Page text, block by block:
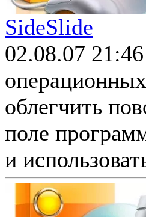
SideSlide
02.08.07 21:46
облегчить
поле
и